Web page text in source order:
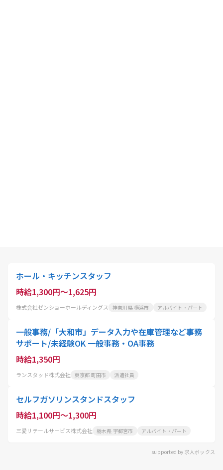
ホール・キッチンスタッフ
時給1,300円～1,625円
株式会社ゼンショーホールディングス 神奈川県 横浜市 アルバイト・パート
一般事務/「大和市」データ入力や在庫管理など事務
サポート/未経験OK 一般事務・OA事務
時給1,350円
ランスタッド株式会社 東京都 町田市 派遣社員
セルフガソリンスタンドスタッフ
時給1,100円～1,300円
三愛リテールサービス株式会社 栃木県 宇都宮市 アルバイト・パート
supported by 求人ボックス